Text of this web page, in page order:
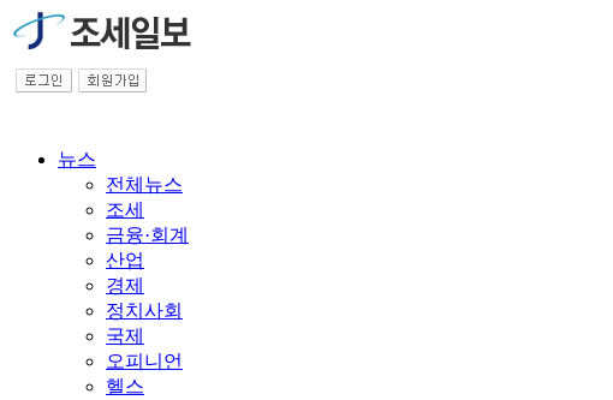
뉴스
전체뉴스
조세
금융·회계
산업
경제
정치사회
국제
오피니언
헬스